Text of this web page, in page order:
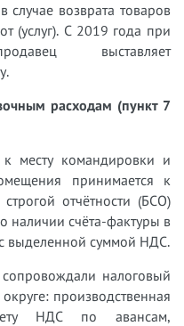
возврата товаров
(услуг). С 2019 года при
выставляет
расходам (пункт 7
месту командировки и
принимается к
отчётности (БСО)
наличии счёта-фактуры в
выделенной суммой НДС.
налоговый
производственная
НДС по авансам,